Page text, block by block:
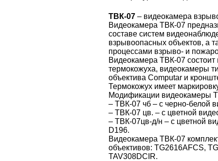
ТВК-07 – видеокамера
Видеокамера ТВК-07
составе систем
взрывоопасных объектов, а
процессами взрыво- и
Видеокамера ТВК-07
термокожуха, видеокамеры
объектива Computar и
Термокожух имеет
Модификации видеокамеры
– ТВК-07 чб – с черно-белой
– ТВК-07 цв. – с цветной
– ТВК-07цв-д/н – с цветной
D196.
Видеокамера ТВК-07
объективов: TG2616AFCS,
TAV308DCIR.